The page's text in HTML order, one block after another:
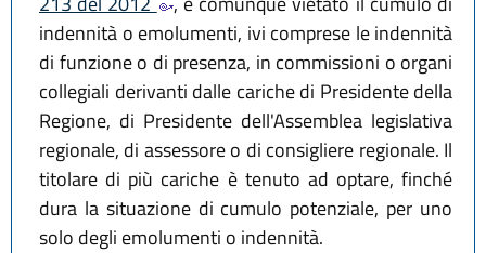
indennità o emolumenti, ivi comprese le indennità
di funzione o di presenza, in commissioni o organi
collegiali derivanti dalle cariche di Presidente della
Regione, di Presidente dell'Assemblea legislativa
regionale, di assessore o di consigliere regionale. Il
titolare di più cariche è tenuto ad optare, finché
dura la situazione di cumulo potenziale, per uno
solo degli emolumenti o indennità.